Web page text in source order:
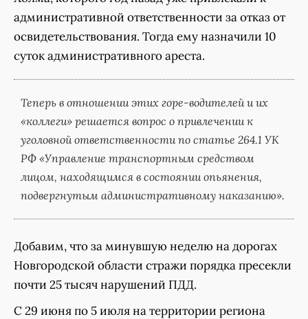
административной ответственности за отказ от
освидетельствования. Тогда ему назначили 10
суток административного ареста.
Теперь в отношении этих горе-водителей и их
«коллеги» решается вопрос о привлечении к
уголовной ответственности по статье 264.1 УК
РФ «Управление транспортным средством
лицом, находящимся в состоянии опьянения,
подвергнутым административному наказанию».
Добавим, что за минувшую неделю на дорогах
Новгородской области стражи порядка пресекли
почти 25 тысяч нарушений ПДД.
С 29 июня по 5 июля на территории региона